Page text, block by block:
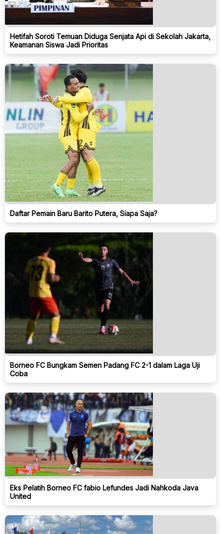
Hetifah Soroti Temuan Diduga Senjata Api di Sekolah Jakarta,
Keamanan Siswa Jadi Prioritas
Daftar Pemain Baru Barito Putera, Siapa Saja?
Borneo FC Bungkam Semen Padang FC 2-1 dalam Laga Uji
Coba
Eks Pelatih Borneo FC fabio Lefundes Jadi Nahkoda Java
United